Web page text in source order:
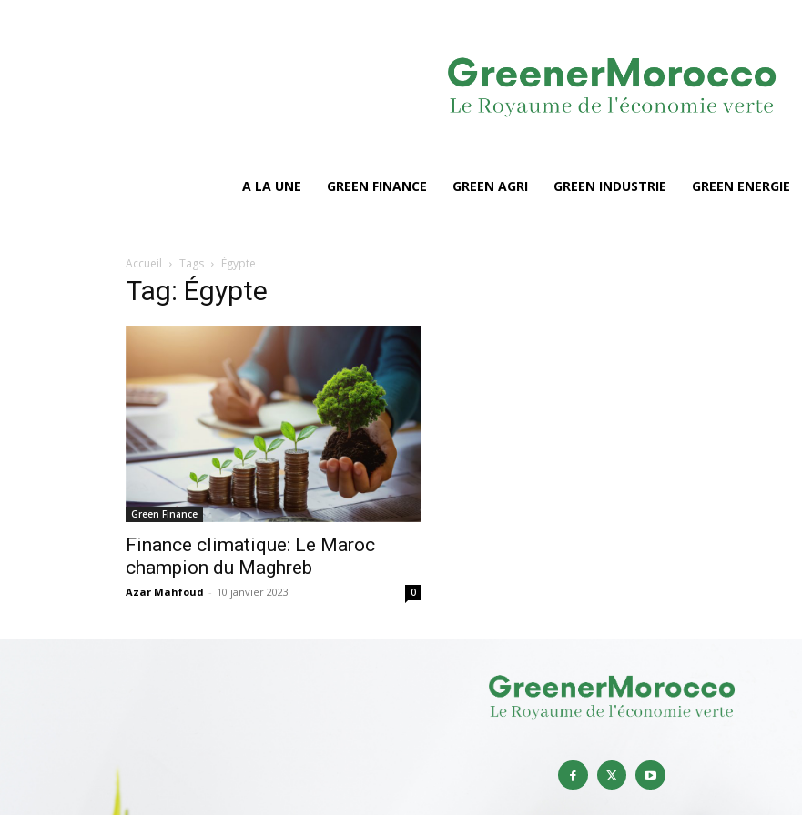
A LA UNE GREEN FINANCE GREEN AGRI GREEN INDUSTRIE GREEN ENERGIE
Accueil Tags Égypte
Tag: Égypte
Green Finance
Finance climatique: Le Maroc
champion du Maghreb
Azar Mahfoud - 10 janvier 2023 0